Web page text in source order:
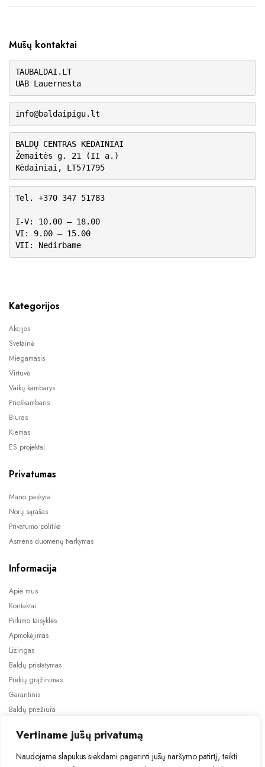
Vertiname jūsų privatumą
Naudojame slapukus siekdami pagerinti jūsų naršymo patirtį, teikti
Mūsų kontaktai
TAUBALDAI.LT
UAB Lauernesta
info@baldaipigu.lt
BALDŲ CENTRAS KĖDAINIAI
Žemaitės g. 21 (II a.)
Kėdainiai, LT571795
Tel. +370 347 51783
I-V: 10.00 – 18.00
VI: 9.00 – 15.00
VII: Nedirbame
Kategorijos
Akcijos
Svetainė
Miegamasis
Virtuvė
Vaikų kambarys
Prieškambaris
Biuras
Kiemas
ES projektai
Privatumas
Mano paskyra
Norų sąrašas
Privatumo politika
Asmens duomenų tvarkymas
Informacija
Apie mus
Kontaktai
Pirkimo taisyklės
Apmokėjimas
Lizingas
Baldų pristatymas
Prekių grąžinimas
Garantinis
Baldų priežiūra